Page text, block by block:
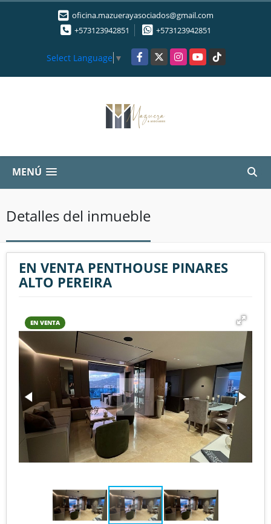
oficina.mazuerayasociados@gmail.com
+573123942851
+573123942851
Select Language ▼ Facebook
X InstagramYouTubeTikTok
MENÚ
Detalles del inmueble
EN VENTA PENTHOUSE PINARES
ALTO PEREIRA
EN VENTA